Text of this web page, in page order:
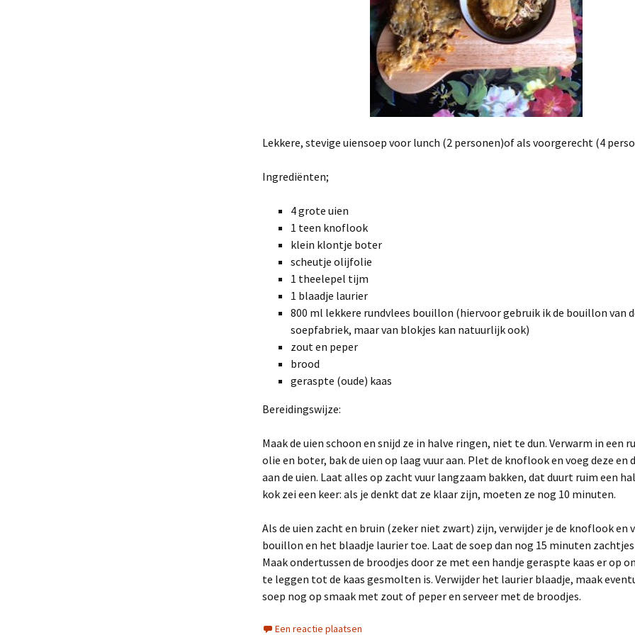
Lekkere, stevige uiensoep voor lunch (2 personen)of als voorgerecht (4
Ingrediënten;
4 grote uien
1 teen knoflook
klein klontje boter
scheutje olijfolie
1 theelepel tijm
1 blaadje laurier
800 ml lekkere rundvlees bouillon (hiervoor gebruik ik de bouillon van
soepfabriek, maar van blokjes kan natuurlijk ook)
zout en peper
brood
geraspte (oude) kaas
Bereidingswijze:
Maak de uien schoon en snijd ze in halve ringen, niet te dun. Verwarm in een
olie en boter, bak de uien op laag vuur aan. Plet de knoflook en voeg deze en
aan de uien. Laat alles op zacht vuur langzaam bakken, dat duurt ruim een
kok zei een keer: als je denkt dat ze klaar zijn, moeten ze nog 10 minuten.
Als de uien zacht en bruin (zeker niet zwart) zijn, verwijder je de knoflook en
bouillon en het blaadje laurier toe. Laat de soep dan nog 15 minuten
Maak ondertussen de broodjes door ze met een handje geraspte kaas er op
te leggen tot de kaas gesmolten is. Verwijder het laurier blaadje, maak
soep nog op smaak met zout of peper en serveer met de broodjes.
Een reactie plaatsen